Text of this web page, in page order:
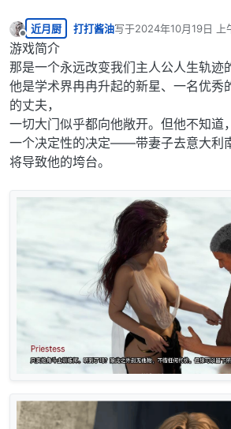
离线
近月厨 打打酱油写于2024年10月19日 上
最后由 编辑
游戏简介
那是一个永远改变我们主人公人生轨迹
他是学术界冉冉升起的新星、一名优秀
的丈夫，
一切大门似乎都向他敞开。但他不知道，
一个决定性的决定——带妻子去意大
将导致他的垮台。